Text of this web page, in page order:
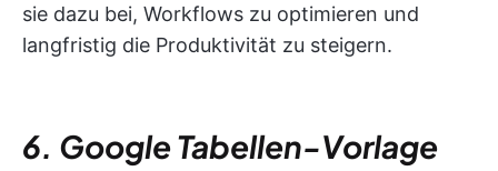
sie dazu bei, Workflows zu optimieren und
langfristig die Produktivität zu steigern.
6. Google Tabellen-Vorlage